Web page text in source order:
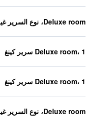
Deluxe room، نوع السرير غير معروف
Deluxe room، 1 سرير كينغ
Deluxe room، 1 سرير كينغ
Deluxe room، نوع السرير غير معروف